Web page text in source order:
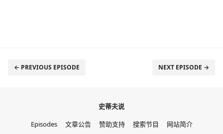
← PREVIOUS EPISODE NEXT EPISODE →
史蒂夫说
Episodes
文章公告 赞助支持 搜索节目 网站简介